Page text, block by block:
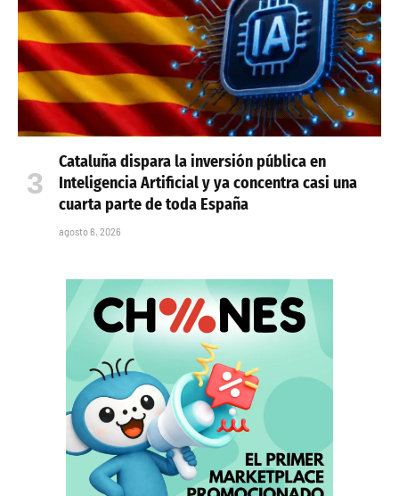
Cataluña dispara la inversión pública en
Inteligencia Artificial y ya concentra casi una
cuarta parte de toda España
agosto 6, 2026